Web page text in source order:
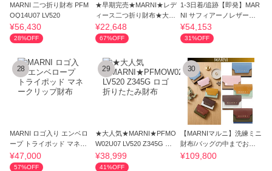
MARNI 二つ折り財布 PFM
OQ14U07 LV520
¥56,430
28%OFF
★早期完売★MARNI★レデ
ィース二つ折り財布★大人
気★
¥22,648
67%OFF
1-3日着/追跡【即発】MAR
NI サフィアーノレザー製
二つ折り財布
¥54,153
31%OFF
28
MARNI ロゴ入り エンベロ
ープ トライポッド マネー
クリップ財布
¥47,000
57%OFF
29
★大人気★MARNI★PFMO
W02U07 LV520 Z345G ロ
ゴ 折りたたみ財布
¥38,999
41%OFF
30
【MARNIマルニ】洗練ミニ
財布/バッグの中までお洒
落を格上げ
¥109,800